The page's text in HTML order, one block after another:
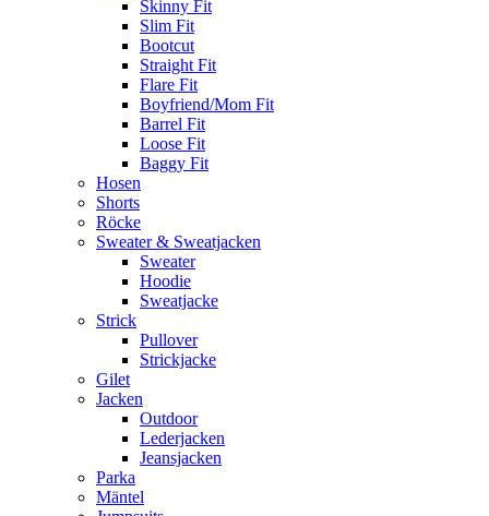
Skinny Fit
Slim Fit
Bootcut
Straight Fit
Flare Fit
Boyfriend/Mom Fit
Barrel Fit
Loose Fit
Baggy Fit
Hosen
Shorts
Röcke
Sweater & Sweatjacken
Sweater
Hoodie
Sweatjacke
Strick
Pullover
Strickjacke
Gilet
Jacken
Outdoor
Lederjacken
Jeansjacken
Parka
Mäntel